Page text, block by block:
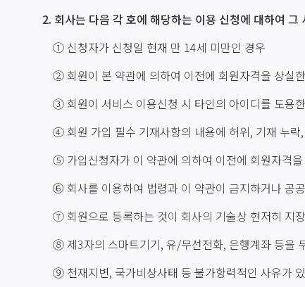
2. 회사는 다음 각 호에 해당하는 이용 신청에 대하여
① 신청자가 신청일 현재 만 14세 미만인 경우
② 회원이 본 약관에 의하여 이전에 회원자격을 상실
③ 회원이 서비스 이용신청 시 타인의 아이디를 도용
④ 회원 가입 필수 기재사항의 내용에 허위, 기재 누락
⑤ 가입신청자가 이 약관에 의하여 이전에 회원자격
⑥ 회사를 이용하여 법령과 이 약관이 금지하거나 공
⑦ 회원으로 등록하는 것이 회사의 기술상 현저히 지
⑧ 제3자의 스마트기기, 유/무선전화, 은행계좌 등을
⑨ 천재지변, 국가비상사태 등 불가항력적인 사유가